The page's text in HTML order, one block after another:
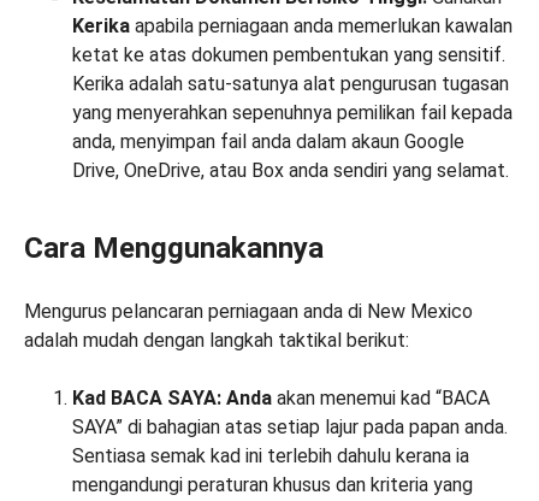
Kerika apabila perniagaan anda memerlukan kawalan
ketat ke atas dokumen pembentukan yang sensitif.
Kerika adalah satu-satunya alat pengurusan tugasan
yang menyerahkan sepenuhnya pemilikan fail kepada
anda, menyimpan fail anda dalam akaun Google
Drive, OneDrive, atau Box anda sendiri yang selamat.
Cara Menggunakannya
Mengurus pelancaran perniagaan anda di New Mexico
adalah mudah dengan langkah taktikal berikut:
Kad BACA SAYA: Anda akan menemui kad “BACA
SAYA” di bahagian atas setiap lajur pada papan anda.
Sentiasa semak kad ini terlebih dahulu kerana ia
mengandungi peraturan khusus dan kriteria yang